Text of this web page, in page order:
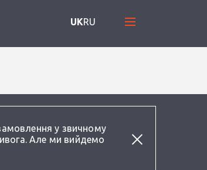
у звичному
Але ми вийдемо
UKRU